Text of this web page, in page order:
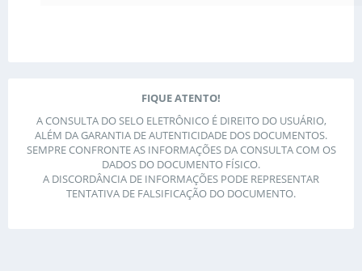
FIQUE ATENTO!
A CONSULTA DO SELO ELETRÔNICO É DIREITO DO USUÁRIO,
ALÉM DA GARANTIA DE AUTENTICIDADE DOS DOCUMENTOS.
SEMPRE CONFRONTE AS INFORMAÇÕES DA CONSULTA COM OS
DADOS DO DOCUMENTO FÍSICO.
A DISCORDÂNCIA DE INFORMAÇÕES PODE REPRESENTAR
TENTATIVA DE FALSIFICAÇÃO DO DOCUMENTO.